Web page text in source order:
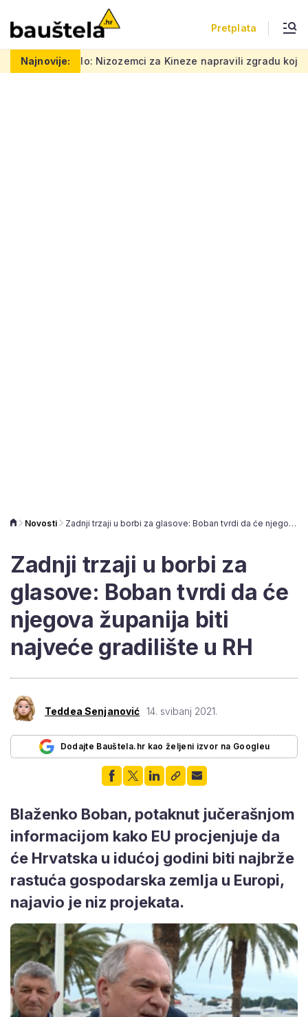
Pretplata
Najnovije:za Kineze napravili zgradu koja pomiče granice,
Novosti Zadnji trzaji u borbi za glasove: Boban tvrdi da će njegova županija biti najveće gradilište u RH
Zadnji trzaji u borbi za
glasove: Boban tvrdi da će
njegova županija biti
najveće gradilište u RH
Teddea Senjanović 14. svibanj 2021.
Dodajte Bauštela.hr kao željeni izvor na Googleu
Blaženko Boban, potaknut jučerašnjom
informacijom kako EU procjenjuje da
će Hrvatska u idućoj godini biti najbrže
rastuća gospodarska zemlja u Europi,
najavio je niz projekata.